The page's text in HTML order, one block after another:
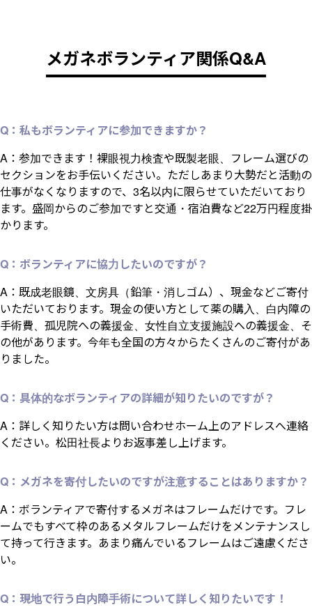
メガネボランティア関係Q&A
Q：私もボランティアに参加できますか？
A：参加できます！裸眼視力検査や既製老眼、フレーム選びの
セクションをお手伝いください。ただしあまり大勢だと活動の
仕事がなくなりますので、3名以内に限らせていただいており
ます。盛岡からのご参加ですと交通・宿泊費など22万円程度掛
かります。
Q：ボランティアに協力したいのですが？
A：既成老眼鏡、文房具（鉛筆・消しゴム）、現金などご寄付
いただいております。現金の使い方として薬の購入、白内障の
手術費、孤児院への義援金、女性自立支援施設への義援金、そ
の他があります。今年も全国の方々からたくさんのご寄付があ
りました。
Q：具体的なボランティアの詳細が知りたいのですが？
A：詳しく知りたい方は問い合わせホーム上のアドレスへ連絡
ください。松田社長よりお返事差し上げます。
Q：メガネを寄付したいのですが注意することはありますか？
A：ボランティアで寄付するメガネはフレームだけです。フレ
ームでもすべて枠のあるメタルフレームだけをメンテナンスし
て持って行きます。あまり痛んでいるフレームはご遠慮くださ
い。
Q：現地で行う白内障手術について詳しく知りたいです！